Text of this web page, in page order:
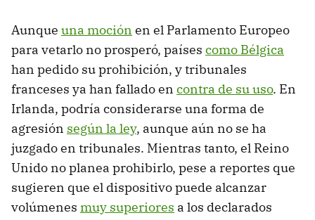
Aunque una moción en el Parlamento Europeo
para vetarlo no prosperó, países como Bélgica
han pedido su prohibición, y tribunales
franceses ya han fallado en contra de su uso. En
Irlanda, podría considerarse una forma de
agresión según la ley, aunque aún no se ha
juzgado en tribunales. Mientras tanto, el Reino
Unido no planea prohibirlo, pese a reportes que
sugieren que el dispositivo puede alcanzar
volúmenes muy superiores a los declarados